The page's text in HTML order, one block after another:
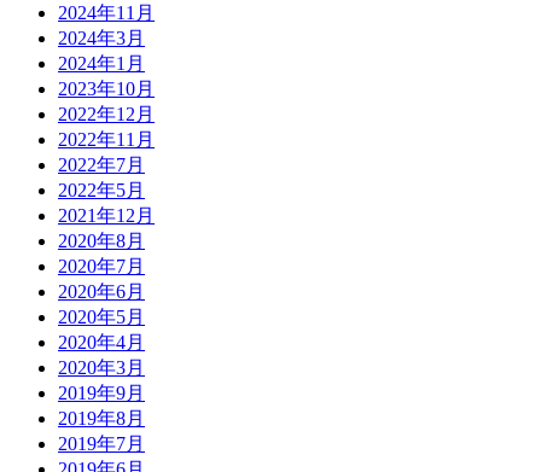
2024年11月
2024年3月
2024年1月
2023年10月
2022年12月
2022年11月
2022年7月
2022年5月
2021年12月
2020年8月
2020年7月
2020年6月
2020年5月
2020年4月
2020年3月
2019年9月
2019年8月
2019年7月